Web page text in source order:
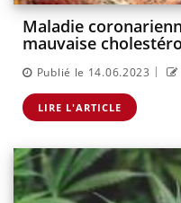
Maladie
mauvaise
Publié le 14.06.2023 |
LIRE L'ARTICLE